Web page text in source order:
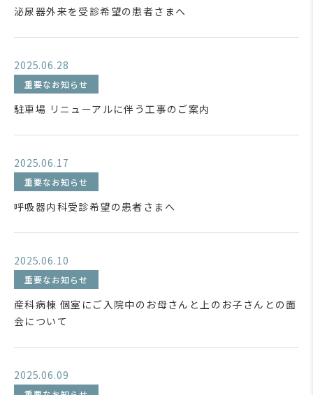
泌尿器外来を受診希望の患者さまへ
2025.06.28
重要なお知らせ
駐車場 リニューアルに伴う工事のご案内
2025.06.17
重要なお知らせ
呼吸器内科受診希望の患者さまへ
2025.06.10
重要なお知らせ
産科病棟 個室にご入院中のお母さんと上のお子さんとの面
会について
2025.06.09